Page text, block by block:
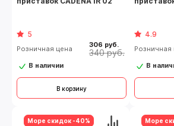
5
Розничная цена 306 руб.
340 руб.
В наличии
В корзину
4.9
Розничная
В
Море скидок -40% Море